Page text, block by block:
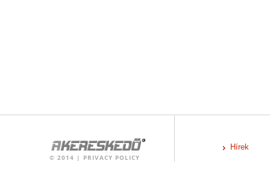
© 2014 | PRIVACY POLICY
Hírek